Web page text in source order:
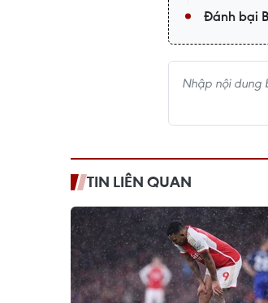
Đánh bại
TIN LIÊN QUAN